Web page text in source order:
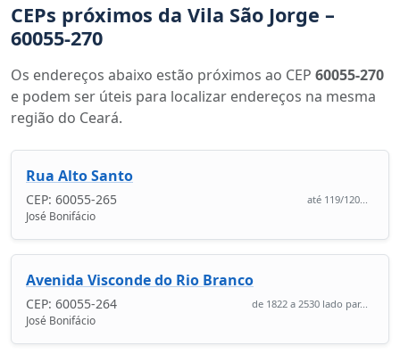
CEPs próximos da Vila São Jorge –
60055-270
Os endereços abaixo estão próximos ao CEP 60055-270
e podem ser úteis para localizar endereços na mesma
região do Ceará.
Rua Alto Santo
CEP: 60055-265 até 119/120...
José Bonifácio
Avenida Visconde do Rio Branco
CEP: 60055-264 de 1822 a 2530 lado par...
José Bonifácio